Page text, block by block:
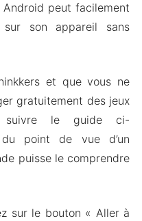
Android peut facilement
son appareil sans
et que vous ne
gratuitement des jeux
suivre le guide ci-
point de vue d’un
puisse le comprendre
sur le bouton « Aller à